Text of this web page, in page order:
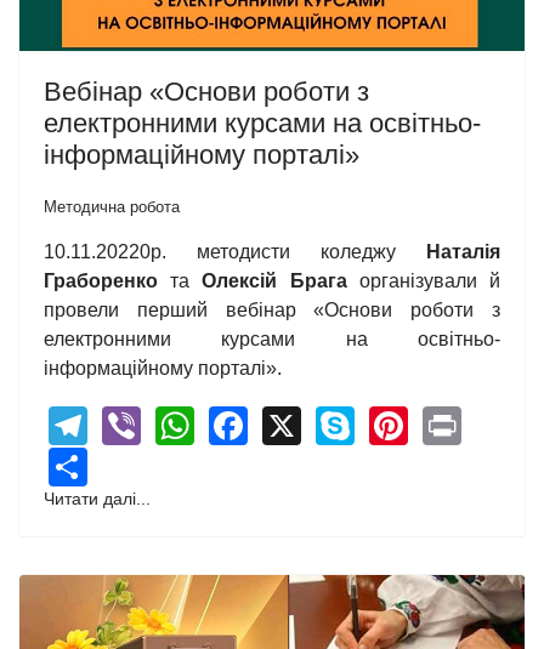
Вебінар «Основи роботи з
електронними курсами на освітньо-
інформаційному порталі»
Методична робота
10.11.20220р. методисти коледжу
Наталія
Граборенко таОлексій Брагаорганізували й
провели перший вебінар «Основи роботи з
електронними курсами на освітньо-
інформаційному порталі».
Telegram
ViberWhatsApp
Facebook
X Skype
Читати далі...